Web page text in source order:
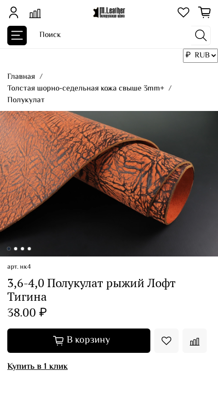
Главная
Толстая шорно-седельная кожа свыше 3mm+
Полукулат
арт.нк4
3,6-4,0 Полукулат рыжий Лофт
Тигина
38.00 ₽
В корзину
Купить в 1 клик